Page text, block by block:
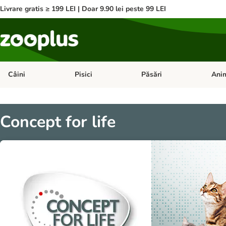
Livrare gratis ≥ 199 LEI | Doar 9.90 lei peste 99 LEI
Câini Deschideți meniul cu categorii: Câini
Pisici Deschideți meniul cu
Păsări
Concept for life